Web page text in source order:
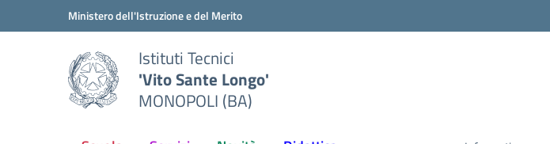
Vai ai contenuti
Vai al menu di navigazioneMinistero dell'Istruzione e del Merito
Istituti Tecnici
'Vito Sante Longo'
MONOPOLI (BA)